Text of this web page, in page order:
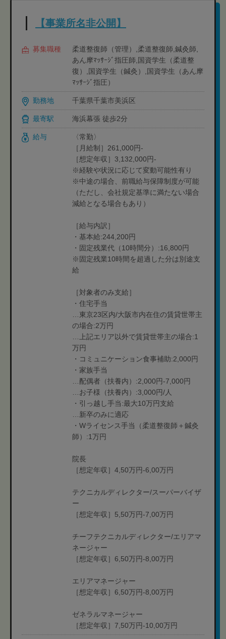
【事業所名非公開】
募集職種
柔道整復師（管理）,柔道整復師,鍼灸師,
あん摩ﾏｯｻｰｼﾞ指圧師,国資学生（柔道整
復）,国資学生（鍼灸）,国資学生（あん摩
ﾏｯｻｰｼﾞ指圧）
勤務地 千葉県千葉市美浜区
最寄駅 海浜幕張 徒歩2分
給与
〈常勤〉
［月給制］261,000円-
［想定年収］3,132,000円-
※経験や状況に応じて変動可能性有り
※中途の場合、前職給与保障制度が可能
（ただし、会社規定基準に満たない場合
減給となる場合もあり）
［給与内訳］
・基本給:244,200円
・固定残業代（10時間分）:16,800円
※固定残業10時間を超過した分は別途支
給
［対象者のみ支給］
・住宅手当
…東京23区内/大阪市内在住の賃貸世帯主
の場合:2万円
…上記エリア以外で賃貸世帯主の場合:1
万円
・コミュニケーション食事補助:2,000円
・家族手当
…配偶者（扶養内）:2,000円-7,000円
…お子様（扶養内）:3,000円/人
・引っ越し手当:最大10万円支給
…新卒のみに適応
・Wライセンス手当（柔道整復師＋鍼灸
師）:1万円
院長
［想定年収］4,50万円-6,00万円
テクニカルディレクター/スーパーバイザ
ー
［想定年収］5,50万円-7,00万円
チーフテクニカルディレクター/エリアマ
ネージャー
［想定年収］6,50万円-8,00万円
エリアマネージャー
［想定年収］6,50万円-8,00万円
ゼネラルマネージャー
［想定年収］7,50万円-10,00万円